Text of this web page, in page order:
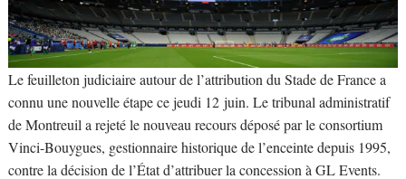
Le feuilleton judiciaire autour de l’attribution du Stade de France a
connu une nouvelle étape ce jeudi 12 juin. Le tribunal administratif
de Montreuil a rejeté le nouveau recours déposé par le consortium
Vinci-Bouygues, gestionnaire historique de l’enceinte depuis 1995,
contre la décision de l’État d’attribuer la concession à GL Events.